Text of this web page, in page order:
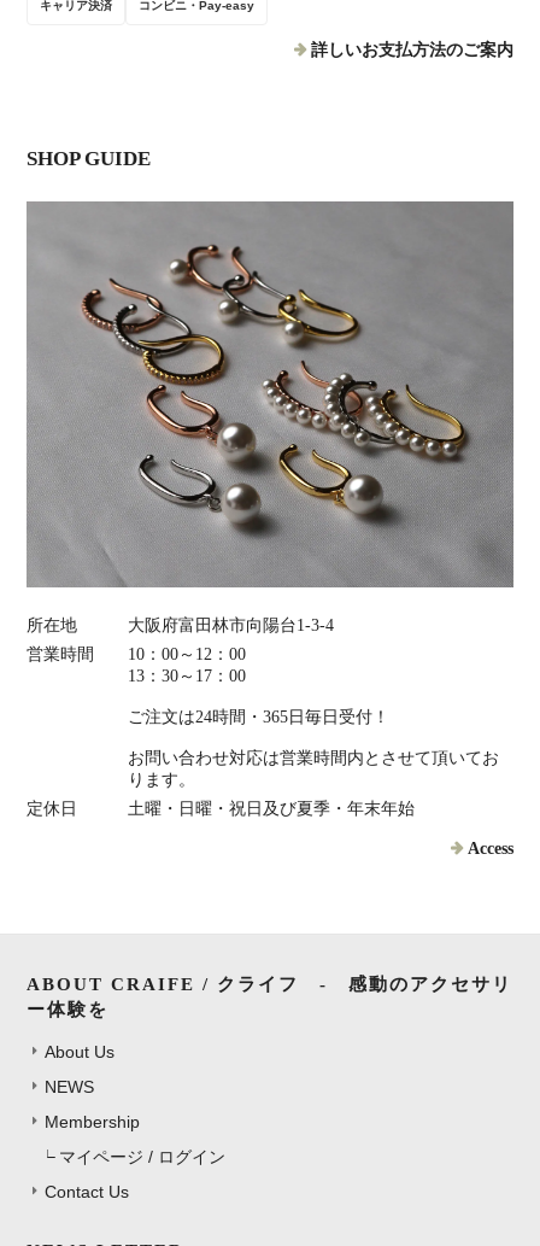
キャリア決済 コンビニ・Pay-easy
詳しいお支払方法のご案内
SHOP GUIDE
所在地
大阪府富田林市向陽台1-3-4
営業時間
10：00～12：00
13：30～17：00
ご注文は24時間・365日毎日受付！
お問い合わせ対応は営業時間内とさせて頂いてお
ります。
定休日
土曜・日曜・祝日及び夏季・年末年始
Access
ABOUT CRAIFE / クライフ - 感動のアクセサリ
ー体験を
About Us
NEWS
Membership
マイページ / ログイン
Contact Us